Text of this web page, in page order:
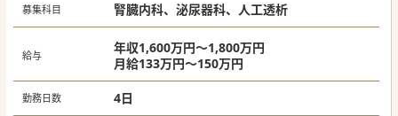
募集科目 腎臓内科、泌尿器科、人工透析
給与
年収1,600万円～1,800万円
月給133万円～150万円
勤務日数 4日